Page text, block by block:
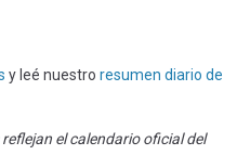
y leé nuestro resumen diario de
el calendario oficial del